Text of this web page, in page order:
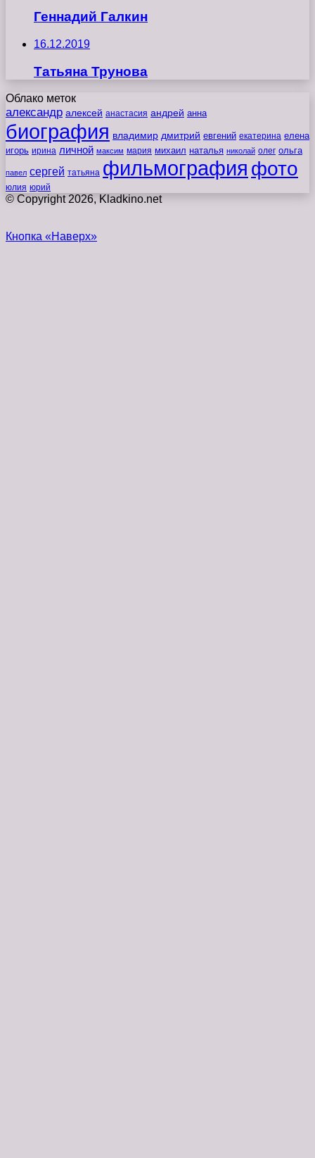
Геннадий Галкин
16.12.2019
Татьяна Трунова
Облако меток
александр алексей анастасия андрей анна
биография владимир дмитрий евгений екатерина елена
игорь ирина личной максим мария михаил наталья николай олег ольга
павел сергей татьяна фильмография фото
юлия юрий
© Copyright 2026, Kladkino.net
Кнопка «Наверх»